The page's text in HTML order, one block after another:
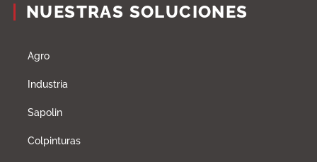
NUESTRAS SOLUCIONES
Agro
Industria
Sapolin
Colpinturas